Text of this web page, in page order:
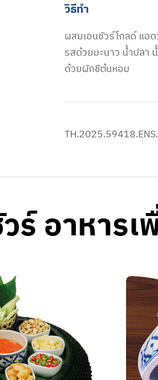
วิธีทำ
ผสมเอนชัวร์โกลด์ แอ
รสด้วยมะนาว น้ำปลา
ด้วยผักชีต้นหอม
ร์ อาหาร